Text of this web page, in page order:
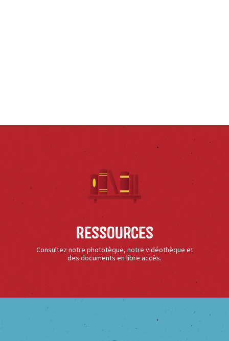
Ressources
Consultez notre phototèque, notre vidéothèque et
des documents en libre accès.